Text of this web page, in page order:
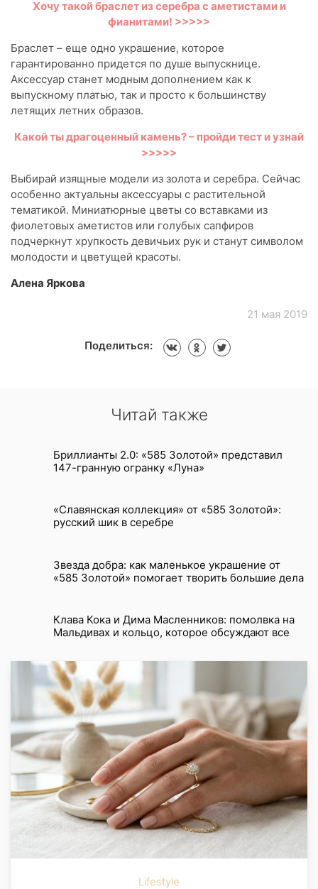
Хочу такой браслет из серебра с аметистами и
фианитами! >>>>>
Браслет – еще одно украшение, которое
гарантированно придется по душе выпускнице.
Аксессуар станет модным дополнением как к
выпускному платью, так и просто к большинству
летящих летних образов.
Какой ты драгоценный камень? – пройди тест и узнай
>>>>>
Выбирай изящные модели из золота и серебра. Сейчас
особенно актуальны аксессуары с растительной
тематикой. Миниатюрные цветы со вставками из
фиолетовых аметистов или голубых сапфиров
подчеркнут хрупкость девичьих рук и станут символом
молодости и цветущей красоты.
Алена Яркова
21 мая 2019
Поделиться:
Читай также
Бриллианты 2.0: «585 Золотой» представил
147-гранную огранку «Луна»
«Славянская коллекция» от «585 Золотой»:
русский шик в серебре
Звезда добра: как маленькое украшение от
«585 Золотой» помогает творить большие дела
Клава Кока и Дима Масленников: помолвка на
Мальдивах и кольцо, которое обсуждают все
Lifestyle